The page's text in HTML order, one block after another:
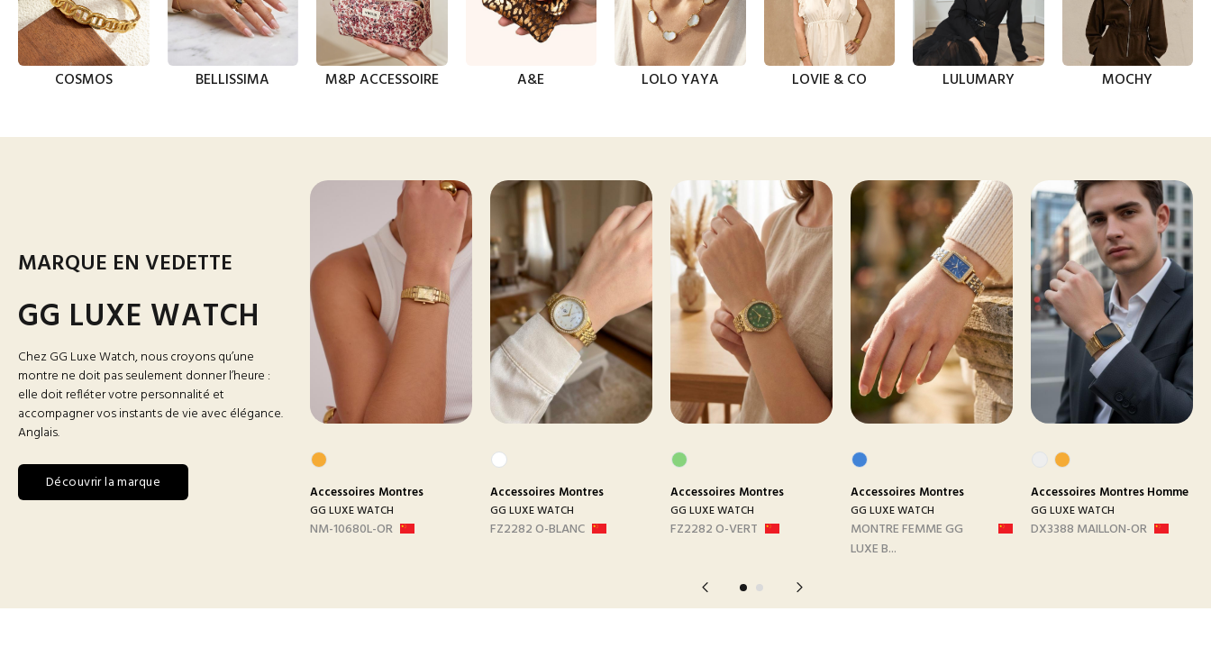
COSMOS BELLISSIMA M&P ACCESSOIRE A&E LOLO YAYA LOVIE & CO LULUMARY MOCHY
MARQUE EN VEDETTE
GG LUXE WATCH
Chez GG Luxe Watch, nous croyons qu’une
montre ne doit pas seulement donner l’heure :
elle doit refléter votre personnalité et
accompagner vos instants de vie avec élégance.
Anglais.
Découvrir la marque
Montres Accessoires Accessoires Montres
GG LUXE WATCH
NM-10680L-OR
Accessoires Montres
GG LUXE WATCH
FZ2282 O-BLANC
Accessoires Montres
GG LUXE WATCH
FZ2282 O-VERT
Accessoires Montres
GG LUXE WATCH
MONTRE FEMME GG
LUXE B...
Accessoires Montres Homme
GG LUXE WATCH
DX3388 MAILLON-OR